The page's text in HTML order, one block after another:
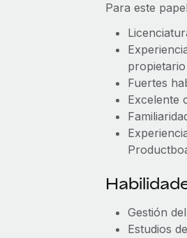
Para este
Fuertes
Excelente
Gestión
Estudios